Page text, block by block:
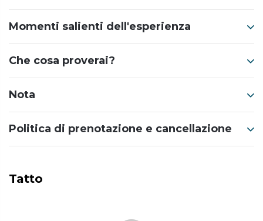
Momenti salienti dell'esperienza
Che cosa proverai?
Nota
Politica di prenotazione e cancellazione
Tatto